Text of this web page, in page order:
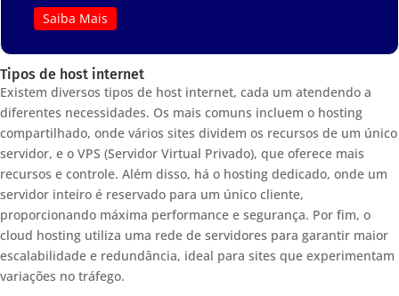
Saiba Mais
Tipos de host internet
Existem diversos tipos de host internet, cada um atendendo a
diferentes necessidades. Os mais comuns incluem o hosting
compartilhado, onde vários sites dividem os recursos de um único
servidor, e o VPS (Servidor Virtual Privado), que oferece mais
recursos e controle. Além disso, há o hosting dedicado, onde um
servidor inteiro é reservado para um único cliente,
proporcionando máxima performance e segurança. Por fim, o
cloud hosting utiliza uma rede de servidores para garantir maior
escalabilidade e redundância, ideal para sites que experimentam
variações no tráfego.